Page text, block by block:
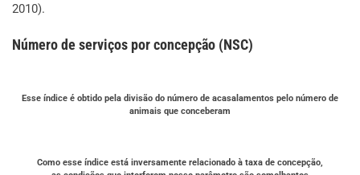
2010).
Número de serviços por concepção (NSC)
Esse índice é obtido pela divisão do número de acasalamentos pelo número de
animais que conceberam
Como esse índice está inversamente relacionado à taxa de concepção,